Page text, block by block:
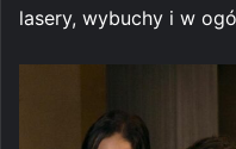
lasery, wybuchy i w